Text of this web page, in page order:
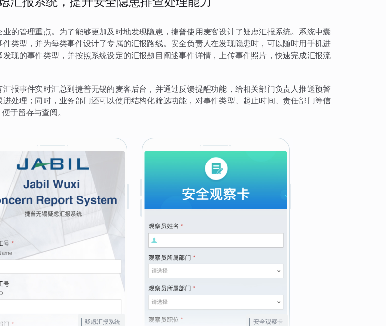
业的管理重点。为了能够更加及时地发现隐患，捷普使用麦客设计了疑虑汇报系统。系统中囊
件类型，并为每类事件设计了专属的汇报路线。安全负责人在发现隐患时，可以随时用手机进
发现的事件类型，并按照系统设定的汇报题目阐述事件详情，上传事件照片，快速完成汇报流
汇报事件实时汇总到捷普无锡的麦客后台，并通过反馈提醒功能，给相关部门负责人推送预警
进处理；同时，业务部门还可以使用结构化筛选功能，对事件类型、起止时间、责任部门等信
于留存与查阅。
疑虑汇报系统 安全观察卡